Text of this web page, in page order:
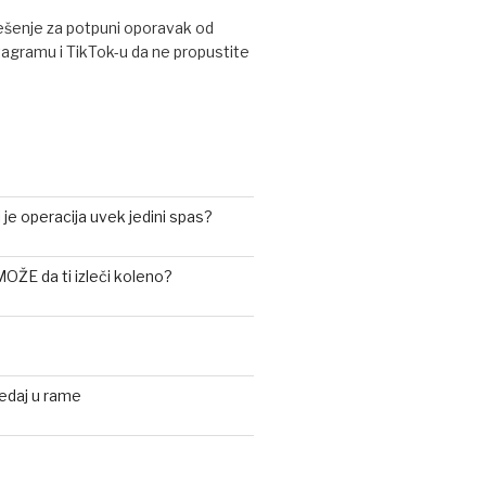
za potpuni oporavak od
i TikTok-u da ne propustite
operacija uvek jedini spas?
da ti izleči koleno?
u rame